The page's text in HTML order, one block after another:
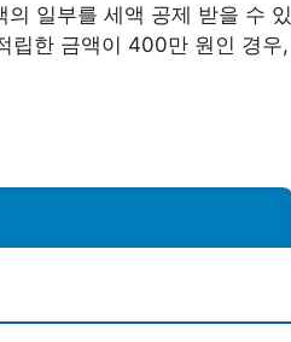
일부를 세액 공제 받을 수 있
립한 금액이 400만 원인 경우,